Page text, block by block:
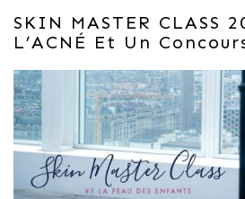
SKIN MASTER CLASS
L’ACNÉ Et Un